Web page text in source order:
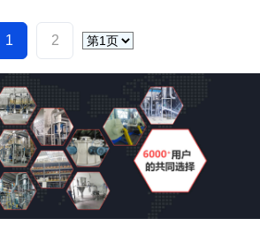
1 2